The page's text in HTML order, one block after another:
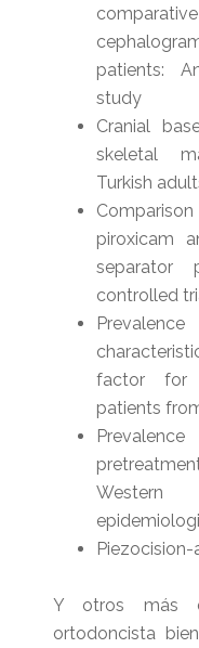
patients:
study
Cranial
skeletal
Turkish
piroxicam
separator
controlled
factor for
patients
Western
Y otros más
ortodoncista